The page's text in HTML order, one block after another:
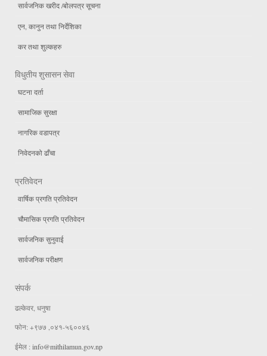
सार्वजनिक खरीद /बोलपत्र सूचना
एन, कानुन तथा निर्देशिका
कर तथा शुल्कहरु
विधुतीय शुसासन सेवा
घटना दर्ता
सामाजिक सुरक्षा
नागरिक वडापत्र
निवेदनको ढाँचा
प्रतिवेदन
वार्षिक प्रगति प्रतिवेदन
चौमासिक प्रगति प्रतिवेदन
सार्वजनिक सुनुवाई
सार्वजनिक परीक्षण
संपर्क
ढल्केवर, धनुषा
फोन: +९७७ ,०४१-५६००४६
ईमेल : info@mithilamun.gov.np